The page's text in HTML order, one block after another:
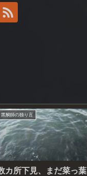
黒鯛師の独り言
カ所下見、まだ菜っ葉